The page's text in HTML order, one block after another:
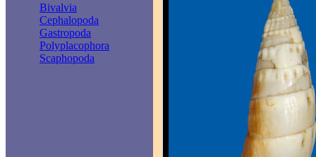
Bivalvia
Cephalopoda
Gastropoda
Polyplacophora
Scaphopoda